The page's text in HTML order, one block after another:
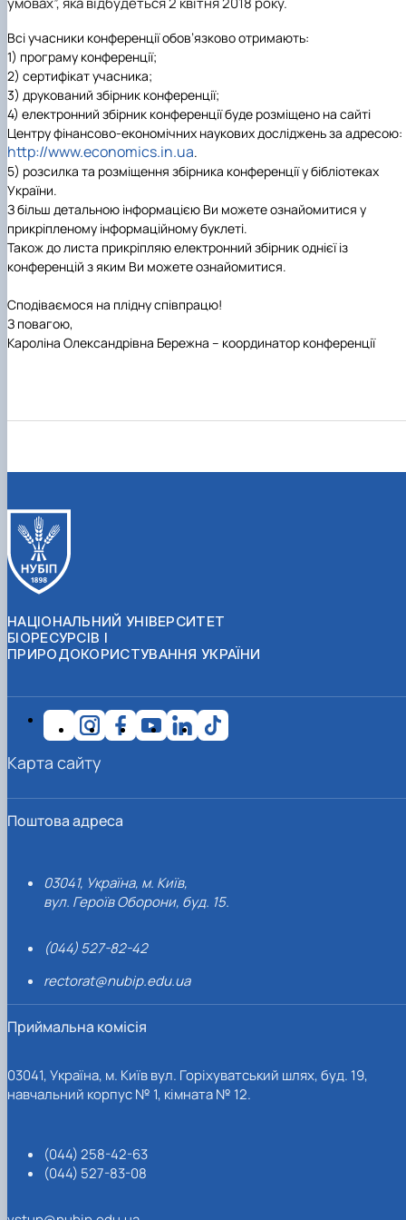
Іноземні мови
Працевлаштування
Їдальні та буфети
Студентські квитки
Центр вивчення мов
Психологічна підтримка
Інклюзивне середовище
Рада молодих вчених
Наукові школи
Стартап школа НУБіП України
Методичні рекомендації, пам'ятки
Форми документів
Патентно-ліцензійна діяльність
ЦКНО «Агропромисловий комплекс, лісове і
садово-паркове господарство, ветеринарна
медицина»
Біоетична комісія
Наукові видання
Досліднику та автору
Наукові журнали НУБіП України
Наукові журнали НУБіП України (English)
Пам'ятка про проведення науково-
заходів
Порядок планування та організації
проведення НТЗ
Результати науково-технічних заходів
Монографії
Наука для бізнесу
«SEB-2024»
«SEB-2025»
Наглядова рада
Рада роботодавців
Благодійний фонд «Голосіївська ініціатива
2020»
Історія університету
Видатні випускники та працівники
Звіт ректора
Пам'яті захисників України
Почесні доктори і професори НУБіП України
Пресслужба
Університетський кур'єр
Вибори ректора
Програма розвитку університету
ініціатива – 2025»
Доступ до публічної інформації
Державні закупівлі
Офіційна символіка
Антикорупційні заходи
Уповноважена особа з питань запобігання
виявлення корупції
Положення про антикорупційного
уповноваженого НУБіП України
Національні нормативно-правові акти
Нормативно-правові акти НУБіП України
Інформаційні ресурси НАЗК
Методичні роз’яснення НАЗК
Антикорупційні заходи
Гендерна радниця
Контактна інформація
Всі учасники конференції обов’язково отримають:
1) програму конференції;
2) сертифікат учасника;
3) друкований збірник конференції;
4) електронний збірник конференції буде розміщено на сайті
Центру фінансово-економічних наукових досліджень за адресою:
http://www.economics.in.ua.
5) розсилка та розміщення збірника конференції у бібліотеках
України.
З більш детальною інформацією Ви можете ознайомитися у
прикріпленому інформаційному буклеті.
Також до листа прикріпляюелектронний збірник однієї із
конференцій з яким Ви можете ознайомитися.
Сподіваємося на плідну співпрацю!
З повагою,
Кароліна Олександрівна Бережна – координатор конференції
НАЦІОНАЛЬНИЙ УНІВЕРСИТЕТ
БІОРЕСУРСІВ І
ПРИРОДОКОРИСТУВАННЯ УКРАЇНИ
Поштова адреса
03041, Україна, м. Київ,
вул. Героїв Оборони, буд. 15.
(044) 527-82-42
rectorat@nubip.edu.ua
Приймальна комісія
03041, Україна, м. Київ вул. Горіхуватський шлях, буд. 19,
навчальний корпус № 1, кімната № 12.
(044) 258-42-63
(044) 527-83-08
Карта сайту